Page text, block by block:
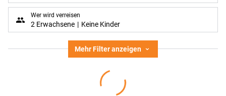
Wer wird verreisen
2 Erwachsene Keine Kinder
Mehr Filter anzeigen